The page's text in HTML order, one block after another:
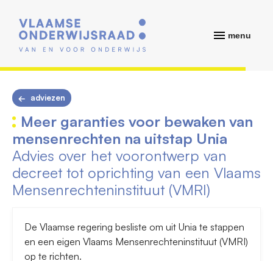
menu
adviezen
Meer garanties voor bewaken van
mensenrechten na uitstap Unia
Advies over het voorontwerp van
decreet tot oprichting van een Vlaams
Mensenrechteninstituut (VMRI)
De Vlaamse regering besliste om uit Unia te stappen
en een eigen Vlaams Mensenrechteninstituut (VMRI)
op te richten.